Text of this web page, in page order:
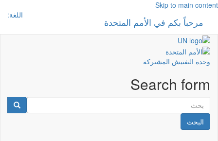
Skip to main content
مرحباً بكم في الأمم المتحدة
اللغة:
وحدة التفتيش المشتركة
Search form
البحث